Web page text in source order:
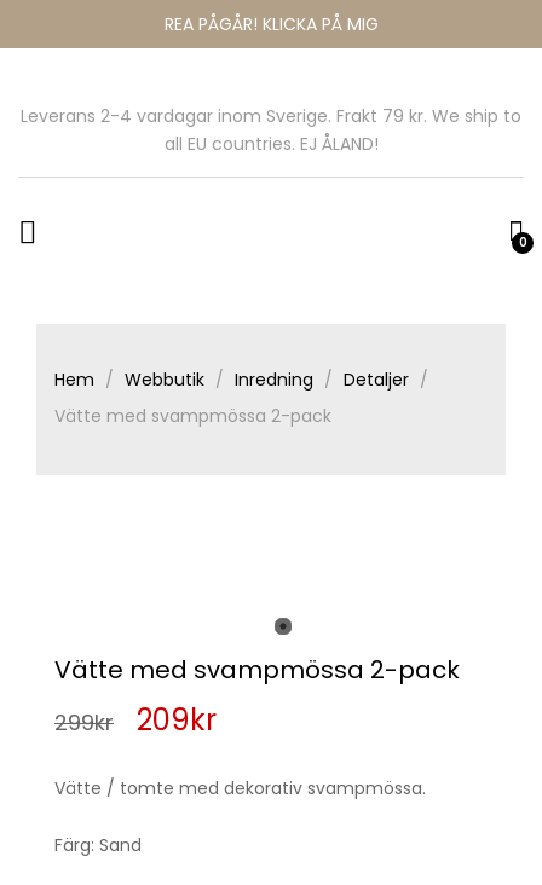
REA PÅGÅR! KLICKA PÅ MIG
Leverans 2-4 vardagar inom Sverige. Frakt 79 kr. We ship to
all EU countries. EJ ÅLAND!
0
Hem Webbutik Inredning
Detaljer
Vätte med svampmössa 2-pack
Vätte med svampmössa 2-pack
299kr
Det
var:
209kr
Vätte / tomte med dekorativ svampmössa.
Färg: Sand